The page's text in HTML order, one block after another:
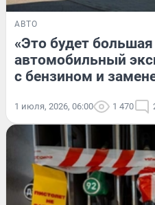
АВТО
«Это будет большая
автомобильный
с бензином и
1 июля, 2026, 06:00 1 470